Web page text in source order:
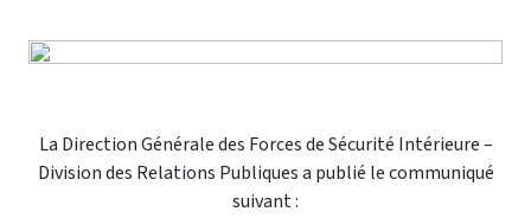
La Direction Générale des Forces de Sécurité Intérieure –
Division des Relations Publiques a publié le communiqué
suivant :